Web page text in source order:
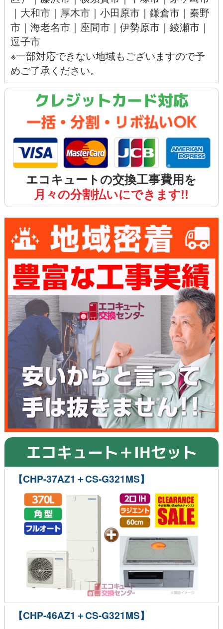
｜ 大和市｜ 厚木市｜ 小田原市｜ 鎌倉市｜ 秦野
市｜ 海老名市｜ 座間市｜ 伊勢原市｜ 綾瀬市｜
逗子市
※一部対応できない地域もございますので予
めご了承ください。
クレジットカード対応
エコキュートの交換工事費用を
月々の分割払いにできます!!
エコキュート＋IHセット
【CHP-37AZ1＋CS-G321MS】
【CHP-46AZ1＋CS-G321MS】